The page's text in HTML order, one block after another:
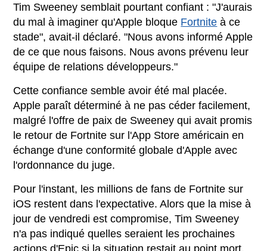
Tim Sweeney semblait pourtant confiant : "J'aurais
du mal à imaginer qu'Apple bloque Fortnite à ce
stade", avait-il déclaré. "Nous avons informé Apple
de ce que nous faisons. Nous avons prévenu leur
équipe de relations développeurs."
Cette confiance semble avoir été mal placée.
Apple paraît déterminé à ne pas céder facilement,
malgré l'offre de paix de Sweeney qui avait promis
le retour de Fortnite sur l'App Store américain en
échange d'une conformité globale d'Apple avec
l'ordonnance du juge.
Pour l'instant, les millions de fans de Fortnite sur
iOS restent dans l'expectative. Alors que la mise à
jour de vendredi est compromise, Tim Sweeney
n'a pas indiqué quelles seraient les prochaines
actions d'Epic si la situation restait au point mort.